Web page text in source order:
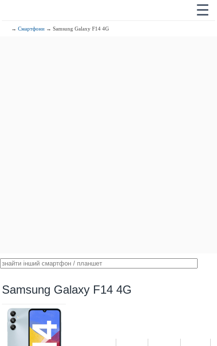
☰
→Смартфони → Samsung Galaxy F14 4G
Samsung Galaxy F14 4G